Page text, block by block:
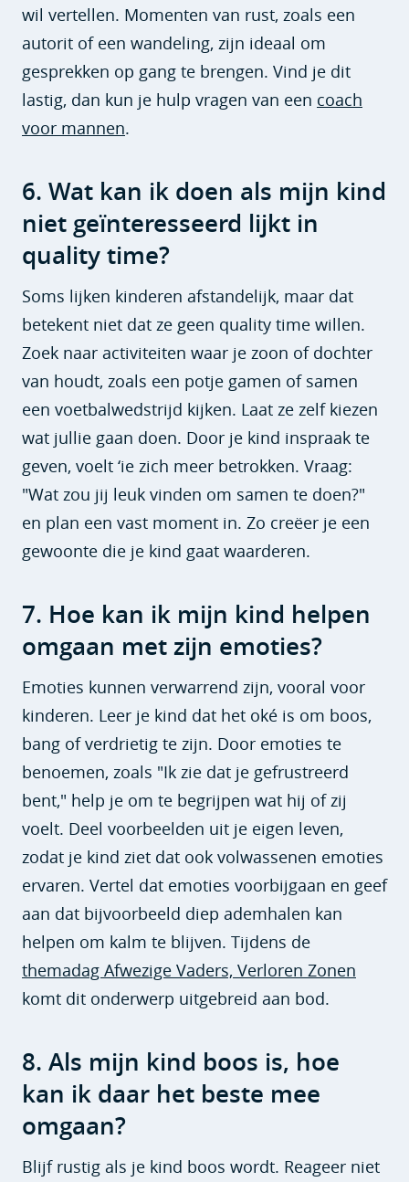
wil vertellen. Momenten van rust, zoals een
autorit of een wandeling, zijn ideaal om
gesprekken op gang te brengen. Vind je dit
lastig, dan kun je hulp vragen van een coach
voor mannen.
6. Wat kan ik doen als mijn kind
niet geïnteresseerd lijkt in
quality time?
Soms lijken kinderen afstandelijk, maar dat
betekent niet dat ze geen quality time willen.
Zoek naar activiteiten waar je zoon of dochter
van houdt, zoals een potje gamen of samen
een voetbalwedstrijd kijken. Laat ze zelf kiezen
wat jullie gaan doen. Door je kind inspraak te
geven, voelt ‘ie zich meer betrokken. Vraag:
"Wat zou jij leuk vinden om samen te doen?"
en plan een vast moment in. Zo creëer je een
gewoonte die je kind gaat waarderen.
7. Hoe kan ik mijn kind helpen
omgaan met zijn emoties?
Emoties kunnen verwarrend zijn, vooral voor
kinderen. Leer je kind dat het oké is om boos,
bang of verdrietig te zijn. Door emoties te
benoemen, zoals "Ik zie dat je gefrustreerd
bent," help je om te begrijpen wat hij of zij
voelt. Deel voorbeelden uit je eigen leven,
zodat je kind ziet dat ook volwassenen emoties
ervaren. Vertel dat emoties voorbijgaan en geef
aan dat bijvoorbeeld diep ademhalen kan
helpen om kalm te blijven. Tijdens de
themadag Afwezige Vaders, Verloren Zonen
komt dit onderwerp uitgebreid aan bod.
8. Als mijn kind boos is, hoe
kan ik daar het beste mee
omgaan?
Blijf rustig als je kind boos wordt. Reageer niet